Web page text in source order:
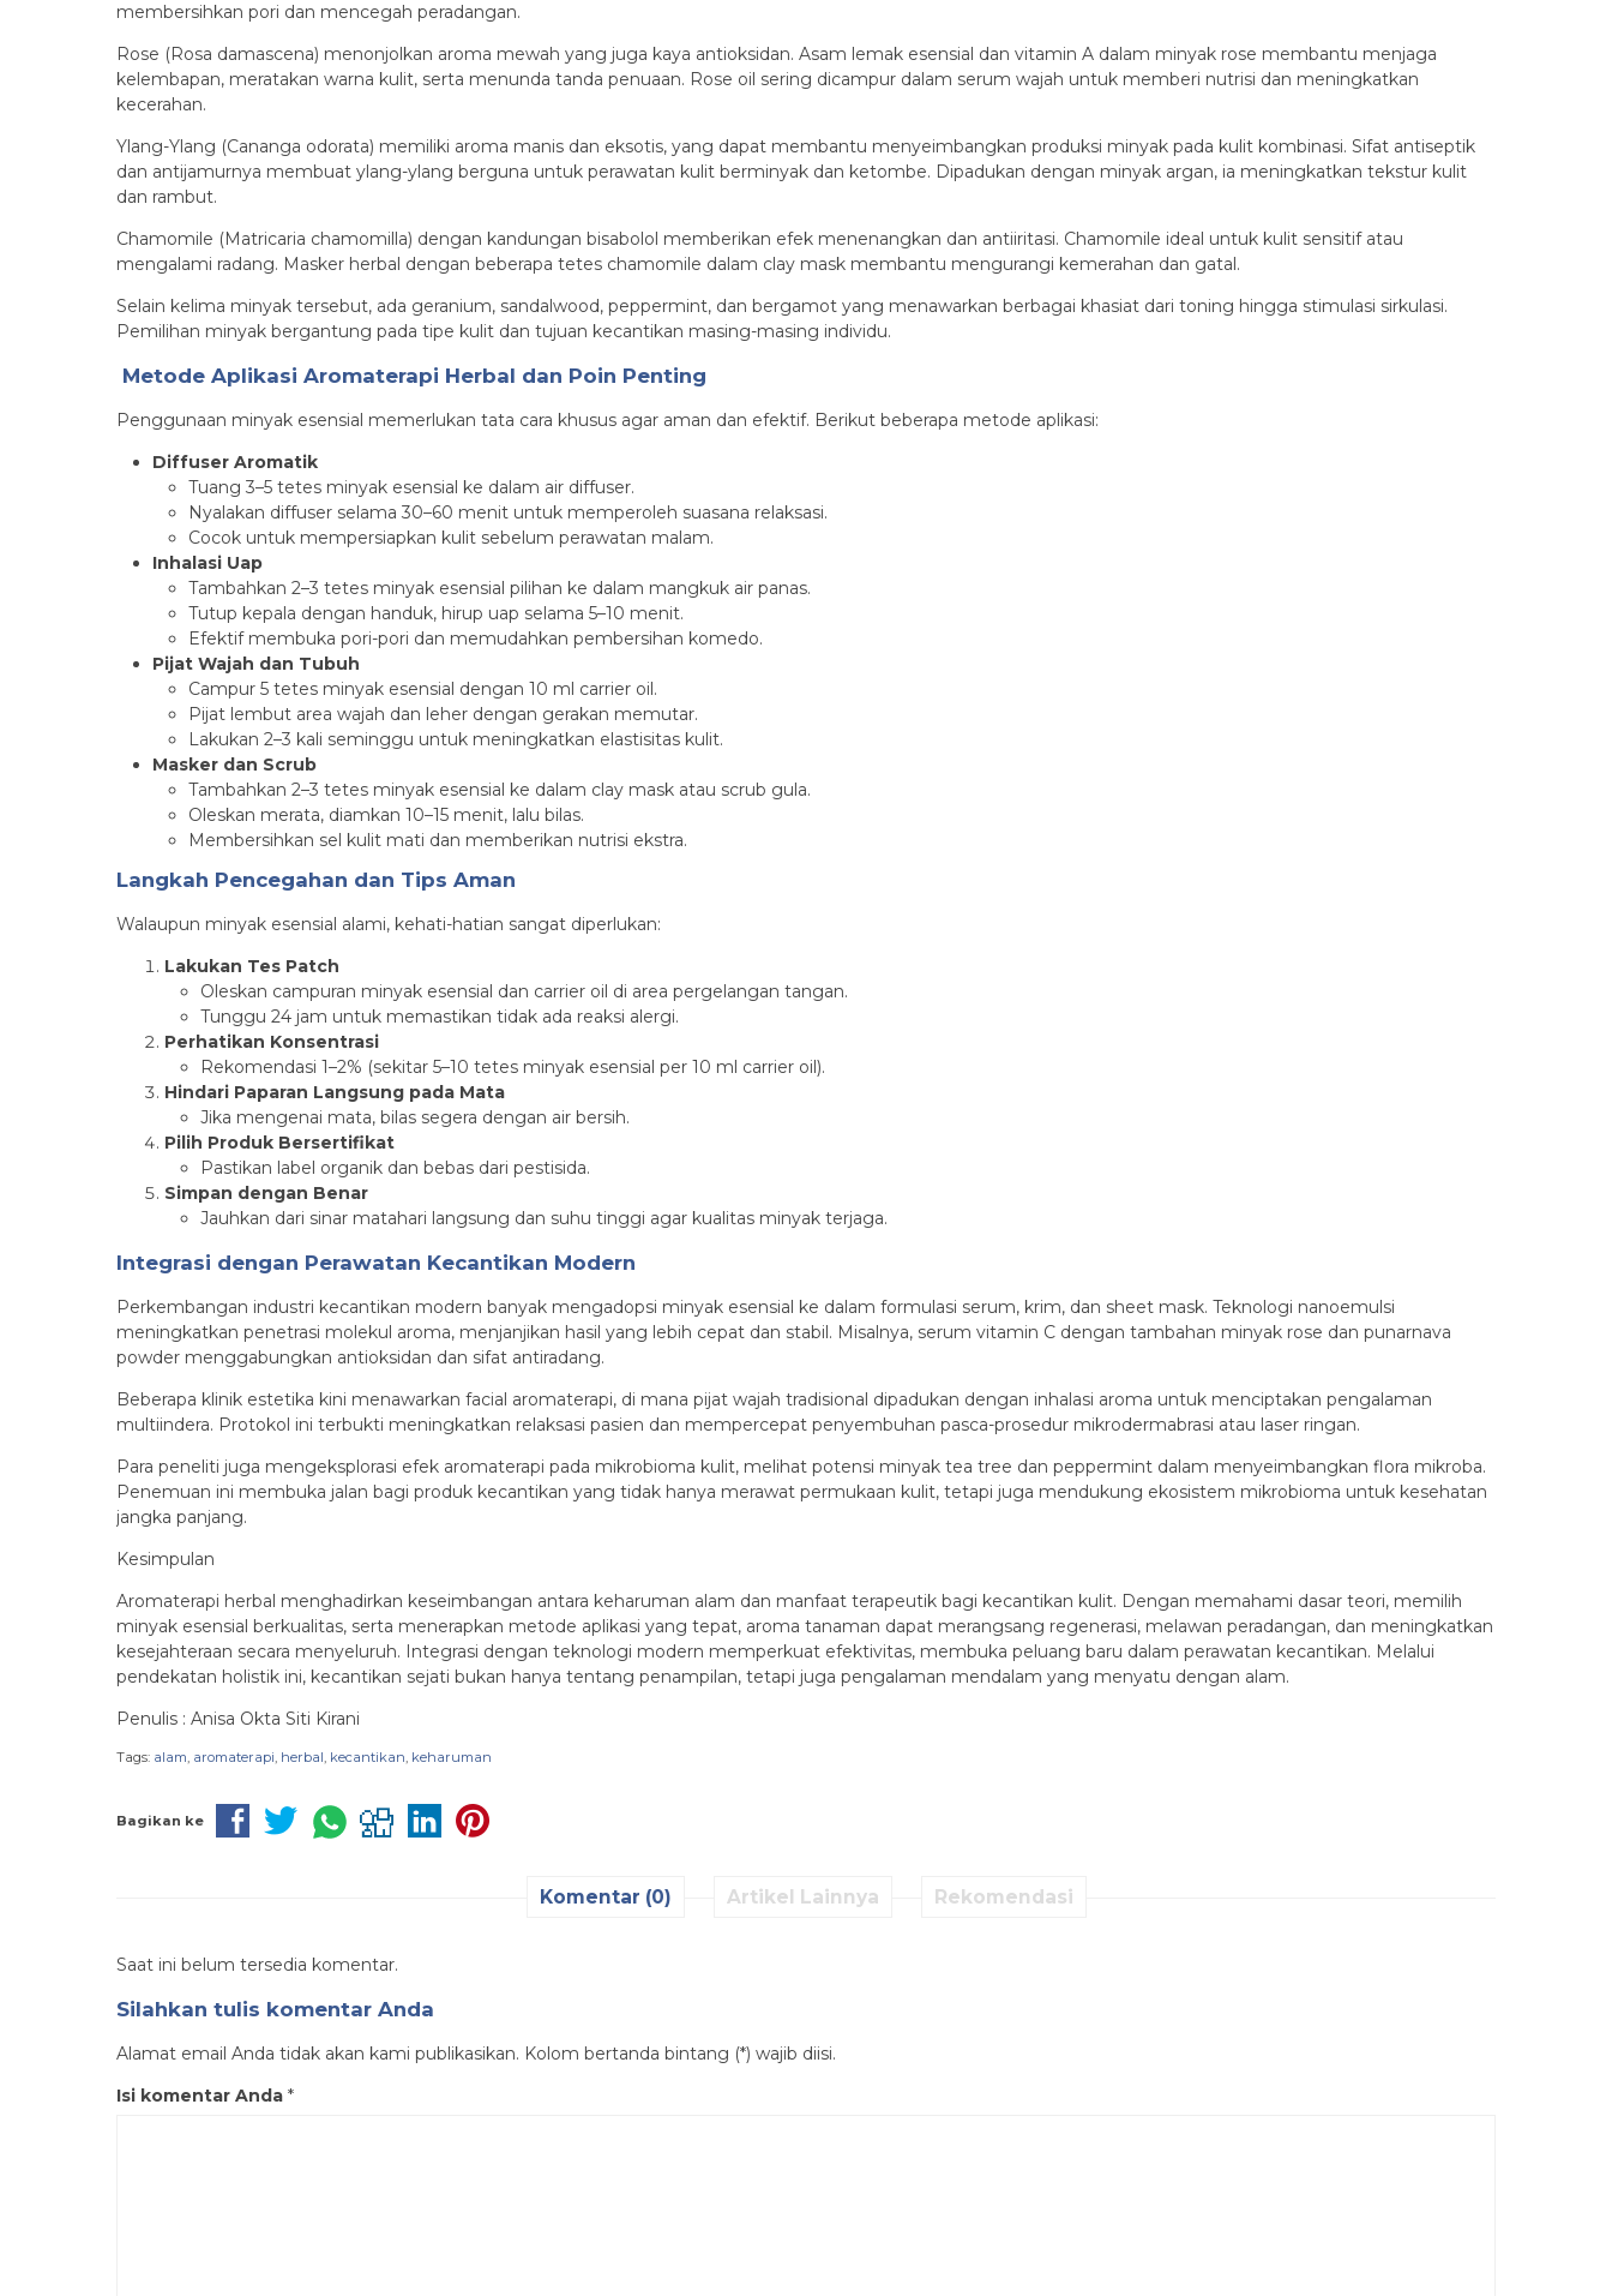
membersihkan pori dan mencegah peradangan.
Rose (Rosa damascena) menonjolkan aroma mewah yang juga kaya antioksidan. Asam lemak esensial dan vitamin A dalam minyak rose membantu menjaga
kelembapan, meratakan warna kulit, serta menunda tanda penuaan. Rose oil sering dicampur dalam serum wajah untuk memberi nutrisi dan meningkatkan
kecerahan.
Ylang-Ylang (Cananga odorata) memiliki aroma manis dan eksotis, yang dapat membantu menyeimbangkan produksi minyak pada kulit kombinasi. Sifat antiseptik
dan antijamurnya membuat ylang-ylang berguna untuk perawatan kulit berminyak dan ketombe. Dipadukan dengan minyak argan, ia meningkatkan tekstur kulit
dan rambut.
Chamomile (Matricaria chamomilla) dengan kandungan bisabolol memberikan efek menenangkan dan antiiritasi. Chamomile ideal untuk kulit sensitif atau
mengalami radang. Masker herbal dengan beberapa tetes chamomile dalam clay mask membantu mengurangi kemerahan dan gatal.
Selain kelima minyak tersebut, ada geranium, sandalwood, peppermint, dan bergamot yang menawarkan berbagai khasiat dari toning hingga stimulasi sirkulasi.
Pemilihan minyak bergantung pada tipe kulit dan tujuan kecantikan masing-masing individu.
Metode Aplikasi Aromaterapi Herbal dan Poin Penting
Penggunaan minyak esensial memerlukan tata cara khusus agar aman dan efektif. Berikut beberapa metode aplikasi:
Diffuser Aromatik
Tuang 3–5 tetes minyak esensial ke dalam air diffuser.
Nyalakan diffuser selama 30–60 menit untuk memperoleh suasana relaksasi.
Cocok untuk mempersiapkan kulit sebelum perawatan malam.
Inhalasi Uap
Tambahkan 2–3 tetes minyak esensial pilihan ke dalam mangkuk air panas.
Tutup kepala dengan handuk, hirup uap selama 5–10 menit.
Efektif membuka pori-pori dan memudahkan pembersihan komedo.
Pijat Wajah dan Tubuh
Campur 5 tetes minyak esensial dengan 10 ml carrier oil.
Pijat lembut area wajah dan leher dengan gerakan memutar.
Lakukan 2–3 kali seminggu untuk meningkatkan elastisitas kulit.
Masker dan Scrub
Tambahkan 2–3 tetes minyak esensial ke dalam clay mask atau scrub gula.
Oleskan merata, diamkan 10–15 menit, lalu bilas.
Membersihkan sel kulit mati dan memberikan nutrisi ekstra.
Langkah Pencegahan dan Tips Aman
Walaupun minyak esensial alami, kehati-hatian sangat diperlukan:
Lakukan Tes Patch
Oleskan campuran minyak esensial dan carrier oil di area pergelangan tangan.
Tunggu 24 jam untuk memastikan tidak ada reaksi alergi.
Perhatikan Konsentrasi
Rekomendasi 1–2% (sekitar 5–10 tetes minyak esensial per 10 ml carrier oil).
Hindari Paparan Langsung pada Mata
Jika mengenai mata, bilas segera dengan air bersih.
Pilih Produk Bersertifikat
Pastikan label organik dan bebas dari pestisida.
Simpan dengan Benar
Jauhkan dari sinar matahari langsung dan suhu tinggi agar kualitas minyak terjaga.
Integrasi dengan Perawatan Kecantikan Modern
Perkembangan industri kecantikan modern banyak mengadopsi minyak esensial ke dalam formulasi serum, krim, dan sheet mask. Teknologi nanoemulsi
meningkatkan penetrasi molekul aroma, menjanjikan hasil yang lebih cepat dan stabil. Misalnya, serum vitamin C dengan tambahan minyak rose dan punarnava
powder menggabungkan antioksidan dan sifat antiradang.
Beberapa klinik estetika kini menawarkan facial aromaterapi, di mana pijat wajah tradisional dipadukan dengan inhalasi aroma untuk menciptakan pengalaman
multiindera. Protokol ini terbukti meningkatkan relaksasi pasien dan mempercepat penyembuhan pasca-prosedur mikrodermabrasi atau laser ringan.
Para peneliti juga mengeksplorasi efek aromaterapi pada mikrobioma kulit, melihat potensi minyak tea tree dan peppermint dalam menyeimbangkan flora mikroba.
Penemuan ini membuka jalan bagi produk kecantikan yang tidak hanya merawat permukaan kulit, tetapi juga mendukung ekosistem mikrobioma untuk kesehatan
jangka panjang.
Kesimpulan
Aromaterapi herbal menghadirkan keseimbangan antara keharuman alam dan manfaat terapeutik bagi kecantikan kulit. Dengan memahami dasar teori, memilih
minyak esensial berkualitas, serta menerapkan metode aplikasi yang tepat, aroma tanaman dapat merangsang regenerasi, melawan peradangan, dan meningkatkan
kesejahteraan secara menyeluruh. Integrasi dengan teknologi modern memperkuat efektivitas, membuka peluang baru dalam perawatan kecantikan. Melalui
pendekatan holistik ini, kecantikan sejati bukan hanya tentang penampilan, tetapi juga pengalaman mendalam yang menyatu dengan alam.
Penulis : Anisa Okta Siti Kirani
Tags: alam, aromaterapi, herbal, kecantikan, keharuman
Bagikan ke
Komentar (0) Artikel Lainnya Rekomendasi
Saat ini belum tersedia komentar.
Silahkan tulis komentar Anda
Alamat email Anda tidak akan kami publikasikan. Kolom bertanda bintang (*) wajib diisi.
Isi komentar Anda *